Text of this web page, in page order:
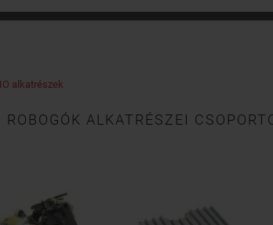
alkatrészek
ROBOGÓK ALKATRÉSZEI